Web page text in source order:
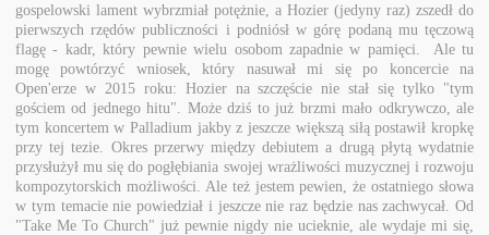
gospelowski lament wybrzmiał potężnie, a Hozier (jedyny raz) zszedł do
pierwszych rzędów publiczności i podniósł w górę podaną mu tęczową
flagę - kadr, który pewnie wielu osobom zapadnie w pamięci. Ale tu
mogę powtórzyć wniosek, który nasuwał mi się po koncercie na
Open'erze w 2015 roku: Hozier na szczęście nie stał się tylko "tym
gościem od jednego hitu". Może dziś to już brzmi mało odkrywczo, ale
tym koncertem w Palladium jakby z jeszcze większą siłą postawił kropkę
przy tej tezie. Okres przerwy między debiutem a drugą płytą wydatnie
przysłużył mu się do pogłębiania swojej wrażliwości muzycznej i rozwoju
kompozytorskich możliwości. Ale też jestem pewien, że ostatniego słowa
w tym temacie nie powiedział i jeszcze nie raz będzie nas zachwycał. Od
"Take Me To Church" już pewnie nigdy nie ucieknie, ale wydaje mi się,